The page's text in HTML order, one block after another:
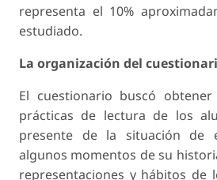
representa el 10%
estudiado.
La organización del
El cuestionario buscó
prácticas de lectura de los
presente de la situación de
algunos momentos de su
representaciones y hábitos de